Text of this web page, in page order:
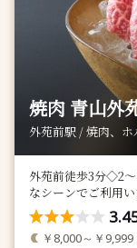
焼肉 青山外
外苑前駅 / 焼肉、
外苑前徒歩3分◇2
なシーンでご利用
￥8,000～￥9,999